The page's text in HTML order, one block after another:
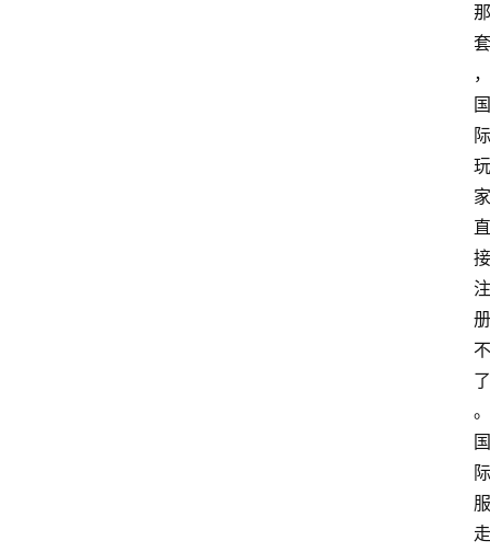
那
套
，
国
际
玩
家
直
接
注
册
不
了
。
国
际
服
走